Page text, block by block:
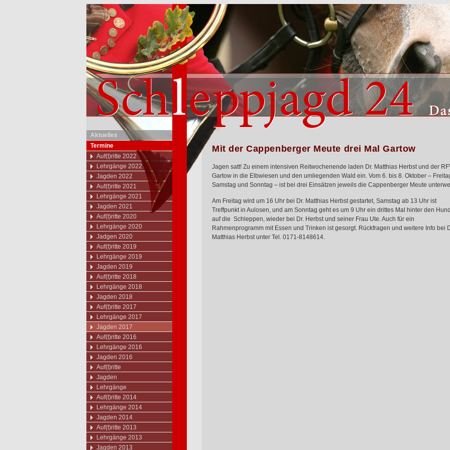
Aktuelles
Termine
Auf(t)ritte 2022
Lehrgänge 2022
Jagden 2022
Auf(t)ritte 2021
Lehrgänge 2021
Jagden 2021
Auf(t)ritte 2020
Lehrgänge 2020
Jadgen 2020
Auf(t)ritte 2019
Lehrgänge 2019
Jagden 2019
Auf(t)ritte 2018
Lehrgänge 2018
Jagden 2018
Auf(t)ritte 2017
Lehrgänge 2017
Jagden 2017
Auf(t)ritte 2016
Lehrgänge 2016
Jagden 2016
Auf(t)ritte
Jagden
Lehrgänge
Auf(t)ritte 2014
Lehrgänge 2014
Jagden 2014
Auf(t)ritte 2013
Lehrgänge 2013
Jagden 2013
Mit der Cappenberger Meute drei Mal Gartow
Jagen satt! Zu einem intensiven Reitwochenende laden Dr. Matthias Herbst und der
Gartow in die Elbwiesen und den umliegenden Wald ein. Vom 6. bis 8. Oktober –
Samstag und Sonntag – ist bei drei Einsätzen jeweils die Cappenberger Meute
Am Freitag wird um 16 Uhr bei Dr. Matthias Herbst gestartet, Samstag ab 13 Uhr ist
Treffpunkt in Aulosen, und am Sonntag geht es um 9 Uhr ein drittes Mal hinter den
auf die Schleppen, wieder bei Dr. Herbst und seiner Frau Ute. Auch für ein
Rahmenprogramm mit Essen und Trinken ist gesorgt. Rückfragen und weitere Info bei
Matthias Herbst unter Tel. 0171-8148614.